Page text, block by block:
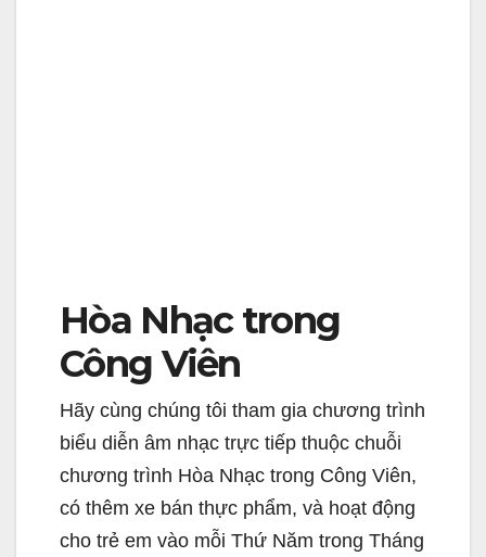
Hòa Nhạc trong
Công Viên
Hãy cùng chúng tôi tham gia chương trình
biểu diễn âm nhạc trực tiếp thuộc chuỗi
chương trình Hòa Nhạc trong Công Viên,
có thêm xe bán thực phẩm, và hoạt động
cho trẻ em vào mỗi Thứ Năm trong Tháng